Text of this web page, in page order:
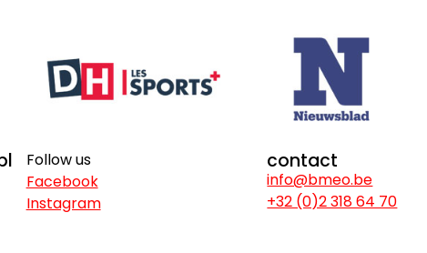
Follow us
Facebook
Instagram
contact
info@bmeo.be
+32 (0)2 318 64 70